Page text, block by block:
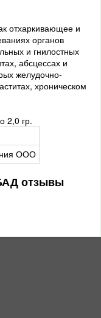
отхаркивающее и
органов
и гнилостных
абсцессах и
желудочно-
хроническом
2,0 гр.
ООО
отзывы